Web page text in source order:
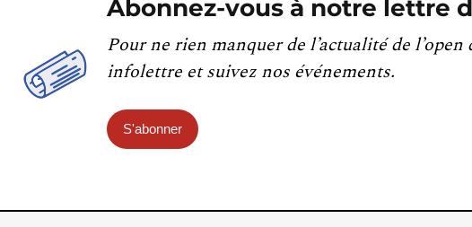
Abonnez-vous à notre lettre
Pour ne rien manquer de l’actualité de
infolettre et suivez nos événements.
S'abonner